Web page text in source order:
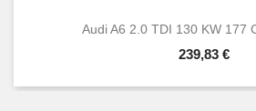
Audi A6 2.0 TDI 130 KW 177
239,83 €